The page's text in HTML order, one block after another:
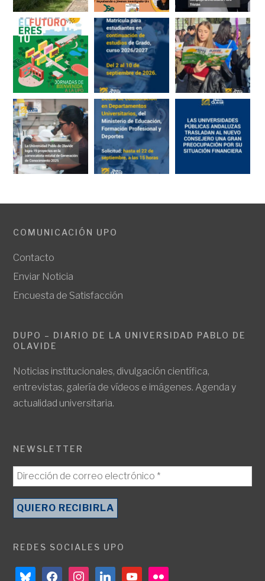
COMUNICACIÓN UPO
Contacto
Enviar Noticia
Encuesta de Satisfacción
DUPO – DIARIO DE LA UNIVERSIDAD PABLO DE
OLAVIDE
Noticias institucionales, divulgación científica,
entrevistas, galería de vídeos e imágenes. Agenda y
actualidad universitaria.
NEWSLETTER
REDES SOCIALES UPO
blueskyfacebookinstagramlinkedinyoutubeflickr